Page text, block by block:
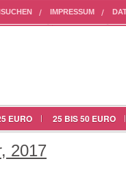
IMPRESSUM
EURO 25 BIS 50 EURO
2017